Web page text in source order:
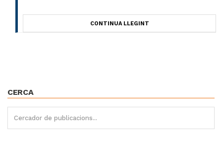
CONTINUA LLEGINT
CERCA